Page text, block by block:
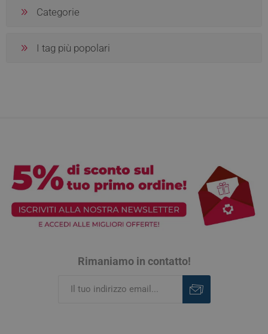
Categorie
I tag più popolari
Rimaniamo in contatto!